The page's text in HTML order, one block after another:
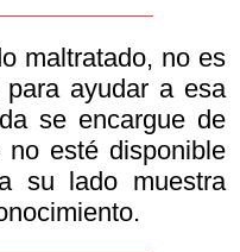
maltratado, no es
ayudar a esa
se encargue de
esté disponible
su lado muestra